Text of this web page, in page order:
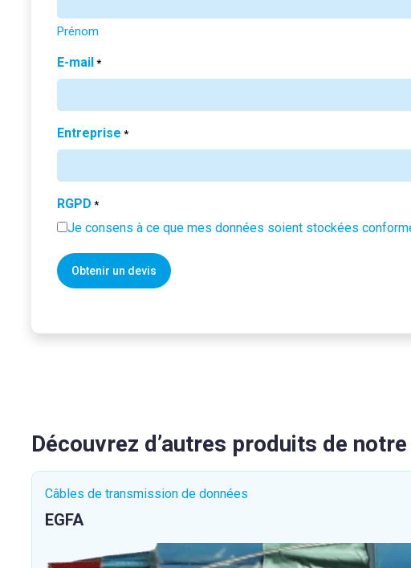
Prénom
E-mail *
Entreprise *
RGPD *
Je consens à ce que mes données soient stockées
Découvrez d’autres produits de
Câbles de transmission de données
EGFA